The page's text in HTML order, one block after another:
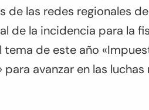
las redes regionales de
de la incidencia para la
de este año
avanzar en las luchas